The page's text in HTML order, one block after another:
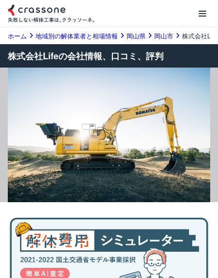
ホーム 地域別の解体業者と相場情報 岡山県 岡山市 株式会社Life
株式会社Lifeの会社情報、口コミ、評判